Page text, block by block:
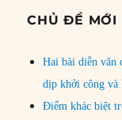
CHỦ ĐỀ MỚI
Hai bài diễn văn
dịp khởi công và
Điểm khác biệt